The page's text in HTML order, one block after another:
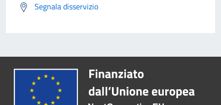
Segnala disservizio